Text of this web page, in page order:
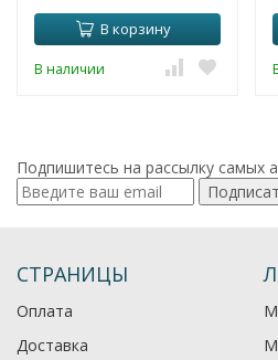
В корзину
В наличии
Подпишитесь на рассылку самых
СТРАНИЦЫ
Оплата
Доставка